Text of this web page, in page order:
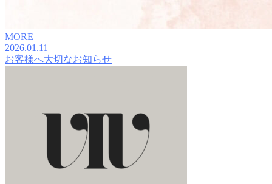
MORE
2026.01.11
お客様へ大切なお知らせ